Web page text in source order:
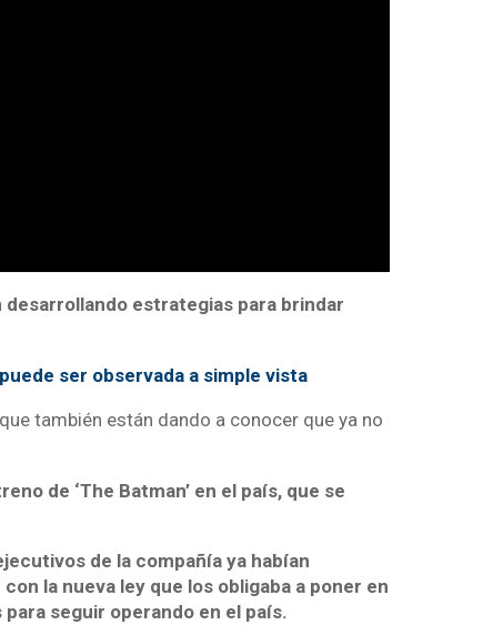
estrategias para brindar
ser observada a simple vista
también están dando a conocer que ya no
de ‘The Batman’ en el país, que se
de la compañía ya habían
la nueva ley que los obligaba a poner en
seguir operando en el país.